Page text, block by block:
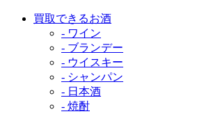
買取できるお酒
- ワイン
- ブランデー
- ウイスキー
- シャンパン
- 日本酒
- 焼酎